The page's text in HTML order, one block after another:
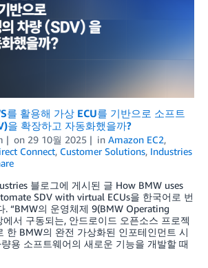
를 활용해 가상 ECU를 기반으로 소프트
을 확장하고 자동화했을까?
on 29 10월 2025 in Amazon EC2,
Connect, Customer Solutions, Industries
블로그에 게시된 글 How BMW uses
SDV with virtual ECUs을 한국어로 번
. “BMW의 운영체제 9(BMW Operating
서 구동되는, 안드로이드 오픈소스 프로젝
한 BMW의 완전 가상화된 인포테인먼트 시
용 소프트웨어의 새로운 기능을 개발할 때